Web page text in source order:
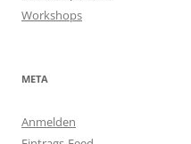
Workshops
META
Anmelden